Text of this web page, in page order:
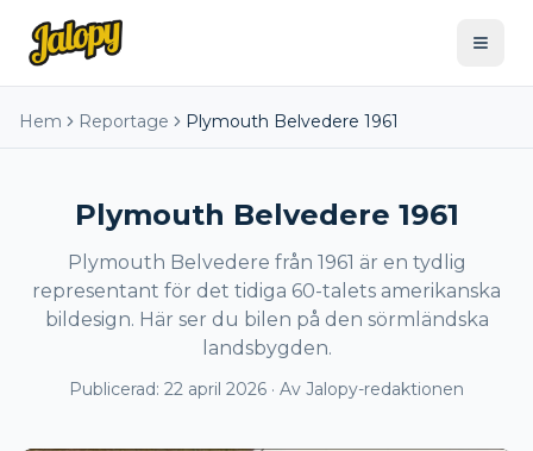
Hem Reportage Plymouth Belvedere 1961
Plymouth Belvedere 1961
Plymouth Belvedere från 1961 är en tydlig
representant för det tidiga 60-talets amerikanska
bildesign. Här ser du bilen på den sörmländska
landsbygden.
Publicerad: 22 april 2026 · Av Jalopy-redaktionen